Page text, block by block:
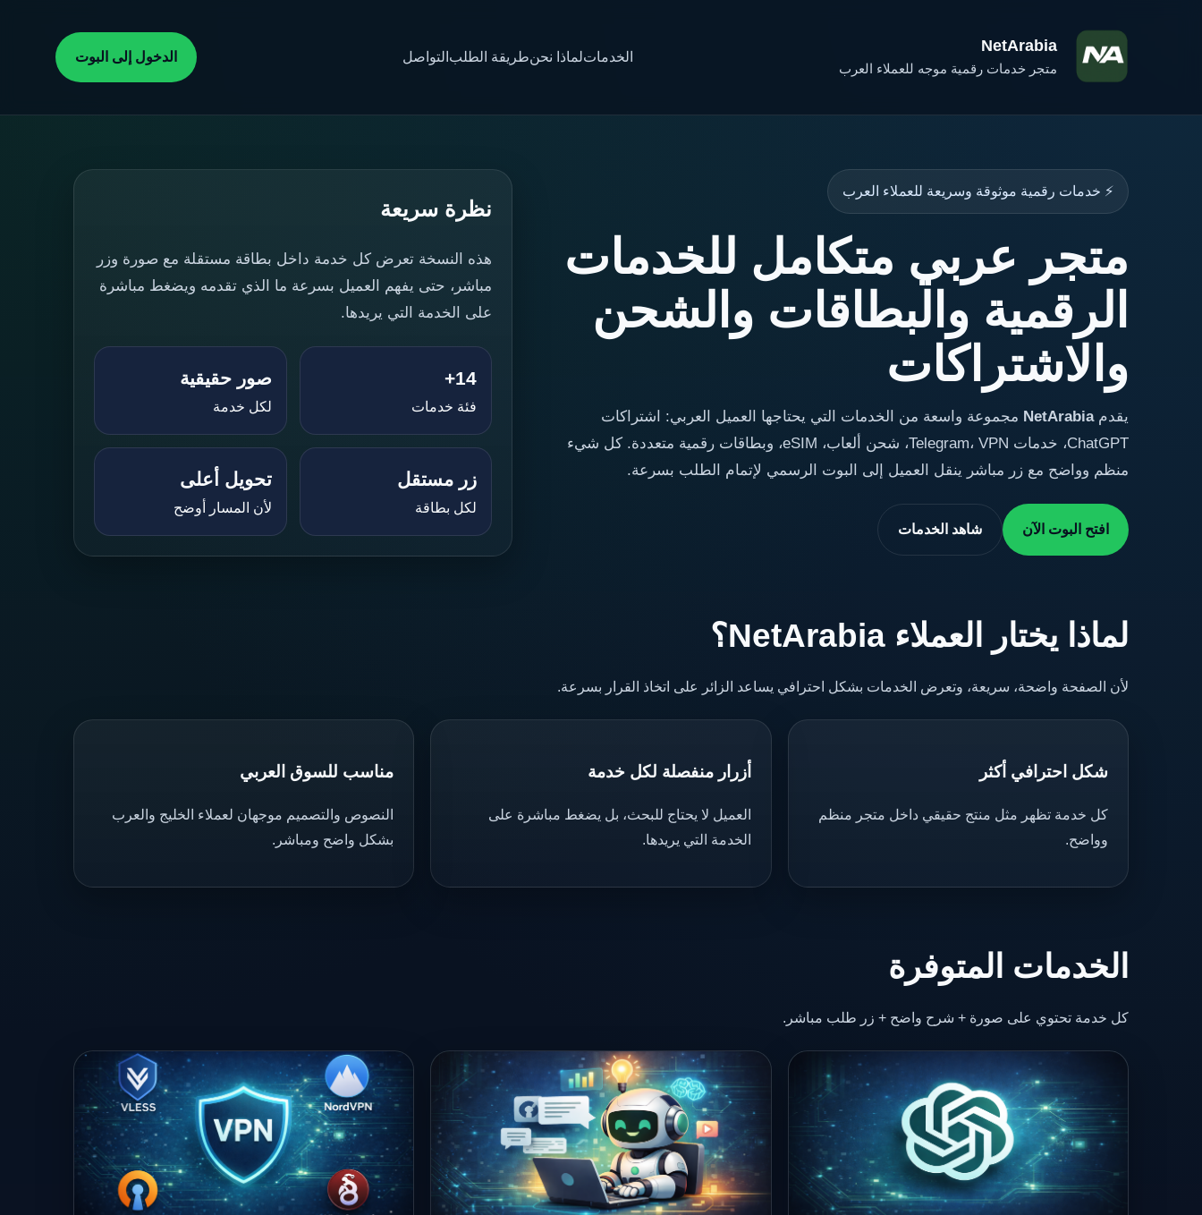
NetArabia
متجر خدمات رقمية موجه للعملاء العرب
الخدماتلماذا نحنطريقة الطلب التواصل الدخول إلى البوت
⚡ خدمات رقمية موثوقة وسريعة للعملاء العرب
متجر عربي متكامل للخدمات
الرقمية والبطاقات والشحن
والاشتراكات
يقدمNetArabia مجموعة واسعة من الخدمات التي يحتاجها العميل العربي: اشتراكات
ChatGPT، خدمات Telegram، VPN، شحن ألعاب، eSIM، وبطاقات رقمية متعددة. كل شيء
منظم وواضح مع زر مباشر ينقل العميل إلى البوت الرسمي لإتمام الطلب بسرعة.
افتح البوت الآن شاهد الخدمات
نظرة سريعة
هذه النسخة تعرض كل خدمة داخل بطاقة مستقلة مع صورة وزر
مباشر، حتى يفهم العميل بسرعة ما الذي تقدمه ويضغط مباشرة
على الخدمة التي يريدها.
14+
فئة خدمات
صور حقيقية
لكل خدمة
زر مستقل
لكل بطاقة
تحويل أعلى
لأن المسار أوضح
لماذا يختار العملاء NetArabia؟
لأن الصفحة واضحة، سريعة، وتعرض الخدمات بشكل احترافي يساعد الزائر على اتخاذ القرار بسرعة.
شكل احترافي أكثر
كل خدمة تظهر مثل منتج حقيقي داخل متجر منظم
وواضح.
أزرار منفصلة لكل خدمة
العميل لا يحتاج للبحث، بل يضغط مباشرة على
الخدمة التي يريدها.
مناسب للسوق العربي
النصوص والتصميم موجهان لعملاء الخليج والعرب
بشكل واضح ومباشر.
الخدمات المتوفرة
كل خدمة تحتوي على صورة + شرح واضح + زر طلب مباشر.